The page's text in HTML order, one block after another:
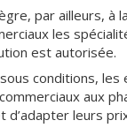
par ailleurs, à
les
est autorisée.
conditions, les
aux
leurs